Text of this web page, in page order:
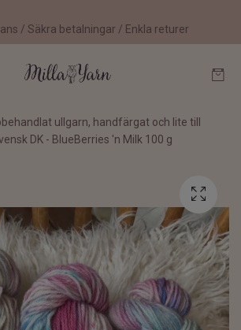
/ Säkra betalningar / Enkla returer
ullgarn, handfärgat och lite till
DK - BlueBerries 'n Milk 100 g